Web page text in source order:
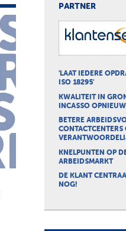
PARTNER
'LAAT IEDERE
ISO 18295'
KWALITEIT IN
INCASSO
BETERE
CONTACTCENTERS
KNELPUNTEN OP
ARBEIDSMARKT
DE KLANT
NOG!